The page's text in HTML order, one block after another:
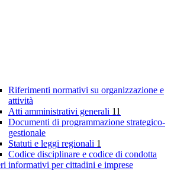
Riferimenti normativi su organizzazione e
attività
Atti amministrativi generali 11
Documenti di programmazione strategico-
gestionale
Statuti e leggi regionali 1
Codice disciplinare e codice di condotta
informativi per cittadini e imprese